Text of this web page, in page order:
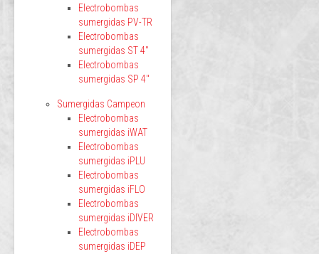
Electrobombas
sumergidas PV-TR
Electrobombas
sumergidas ST 4"
Electrobombas
sumergidas SP 4"
Sumergidas Campeon
Electrobombas
sumergidas iWAT
Electrobombas
sumergidas iPLU
Electrobombas
sumergidas iFLO
Electrobombas
sumergidas iDIVER
Electrobombas
sumergidas iDEP